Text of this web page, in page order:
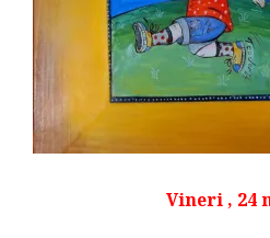
Vineri , 24